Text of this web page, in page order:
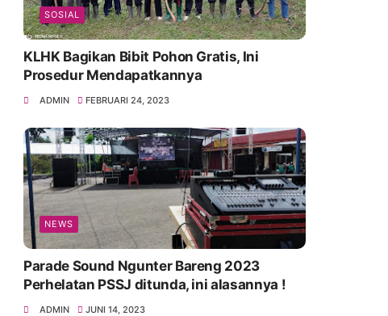
SOSIAL
KLHK Bagikan Bibit Pohon Gratis, Ini
Prosedur Mendapatkannya
ADMIN FEBRUARI 24, 2023
NEWS
Parade Sound Ngunter Bareng 2023
Perhelatan PSSJ ditunda, ini alasannya !
ADMIN JUNI 14, 2023